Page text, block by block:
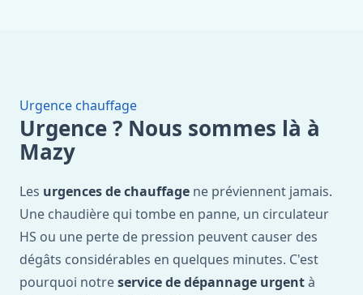
Urgence chauffage
Urgence ? Nous sommes là à
Mazy
Les urgences de chauffage ne préviennent jamais.
Une chaudière qui tombe en panne, un circulateur
HS ou une perte de pression peuvent causer des
dégâts considérables en quelques minutes. C'est
pourquoi notreservice de dépannage urgentà